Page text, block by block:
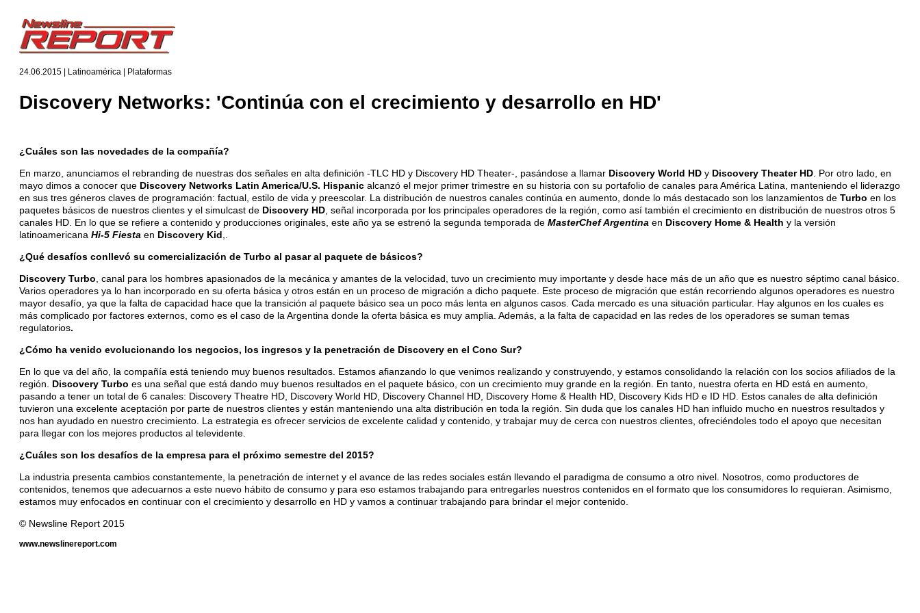
24.06.2015 | Latinoamérica | Plataformas
Discovery Networks: 'Continúa con el crecimiento y desarrollo en HD'
¿Cuáles son las novedades de la compañía?
En marzo, anunciamos el rebranding de nuestras dos señales en alta definición -TLC HD y Discovery HD Theater-, pasándose a llamar Discovery World HD y Discovery Theater HD . Por otro lado, en
mayo dimos a conocer que Discovery Networks Latin America/U.S. Hispanic alcanzó el mejor primer trimestre en su historia con su portafolio de canales para América Latina, manteniendo el liderazgo
en sus tres géneros claves de programación: factual, estilo de vida y preescolar. La distribución de nuestros canales continúa en aumento, donde lo más destacado son los lanzamientos de Turbo en los
paquetes básicos de nuestros clientes y el simulcast de Discovery HD , señal incorporada por los principales operadores de la región, como así también el crecimiento en distribución de nuestros otros 5
canales HD. En lo que se refiere a contenido y producciones originales, este año ya se estrenó la segunda temporada de MasterChef Argentina en Discovery Home & Health y la versión
latinoamericana Hi-5 Fiesta en Discovery Kid
¿Qué desafíos conllevó su comercialización de Turbo al pasar al paquete de básicos?
Discovery Turbo , canal para los hombres apasionados de la mecánica y amantes de la velocidad, tuvo un crecimiento muy importante y desde hace más de un año que es nuestro séptimo canal básico.
Varios operadores ya lo han incorporado en su oferta básica y otros están en un proceso de migración a dicho paquete. Este proceso de migración que están recorriendo algunos operadores es nuestro
mayor desafío, ya que la falta de capacidad hace que la transición al paquete básico sea un poco más lenta en algunos casos. Cada mercado es una situación particular. Hay algunos en los cuales es
más complicado por factores externos, como es el caso de la Argentina donde la oferta básica es muy amplia. Además, a la falta de capacidad en las redes de los operadores se suman temas
regulatorios.
¿Cómo ha venido evolucionando los negocios, los ingresos y la penetración de Discovery en el Cono Sur?
En lo que va del año, la compañía está teniendo muy buenos resultados. Estamos afianzando lo que venimos realizando y construyendo, y estamos consolidando la relación con los socios afiliados de la
región. Discovery Turbo es una señal que está dando muy buenos resultados en el paquete básico, con un crecimiento muy grande en la región. En tanto, nuestra oferta en HD está en aumento,
pasando a tener un total de 6 canales: Discovery Theatre HD, Discovery World HD, Discovery Channel HD, Discovery Home & Health HD, Discovery Kids HD e ID HD. Estos canales de alta definición
tuvieron una excelente aceptación por parte de nuestros clientes y están manteniendo una alta distribución en toda la región. Sin duda que los canales HD han influido mucho en nuestros resultados y
nos han ayudado en nuestro crecimiento. La estrategia es ofrecer servicios de excelente calidad y contenido, y trabajar muy de cerca con nuestros clientes, ofreciéndoles todo el apoyo que necesitan
para llegar con los mejores productos al televidente.
¿Cuáles son los desafíos de la empresa para el próximo semestre del 2015?
La industria presenta cambios constantemente, la penetración de internet y el avance de las redes sociales están llevando el paradigma de consumo a otro nivel. Nosotros, como productores de
contenidos, tenemos que adecuarnos a este nuevo hábito de consumo y para eso estamos trabajando para entregarles nuestros contenidos en el formato que los consumidores lo requieran. Asimismo,
estamos muy enfocados en continuar con el crecimiento y desarrollo en HD y vamos a continuar trabajando para brindar el mejor contenido.
© Newsline Report 2015
www.newslinereport.com